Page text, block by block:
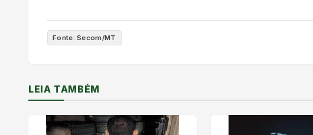
Fonte: Secom/MT
LEIA TAMBÉM